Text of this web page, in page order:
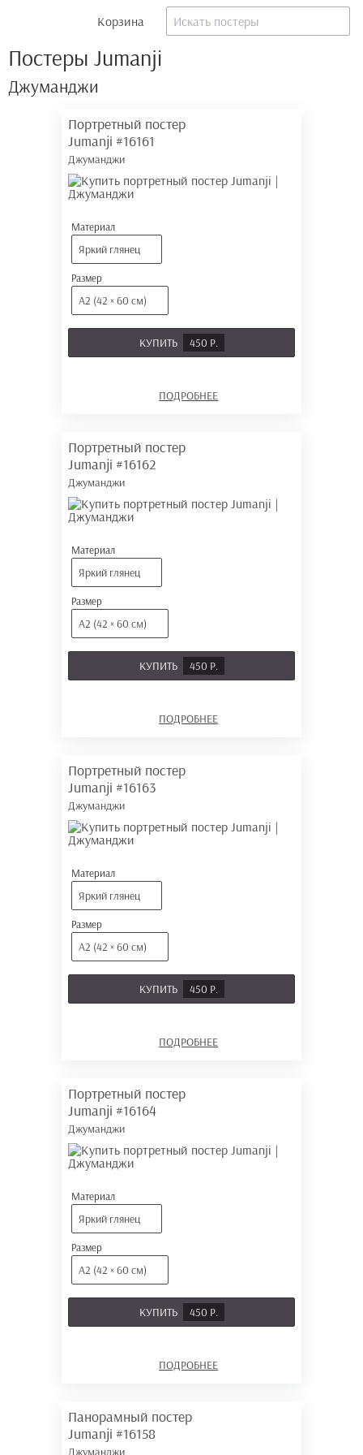
Корзина
Постеры Jumanji
Джуманджи
Портретный постер
Jumanji #16161
Джуманджи
Материал
Яркий глянец
Размер
А2 (42 × 60 см)
КУПИТЬ 450 Р.
ПОДРОБНЕЕ
Портретный постер
Jumanji #16162
Джуманджи
Материал
Яркий глянец
Размер
А2 (42 × 60 см)
КУПИТЬ 450 Р.
ПОДРОБНЕЕ
Портретный постер
Jumanji #16163
Джуманджи
Материал
Яркий глянец
Размер
А2 (42 × 60 см)
КУПИТЬ 450 Р.
ПОДРОБНЕЕ
Портретный постер
Jumanji #16164
Джуманджи
Материал
Яркий глянец
Размер
А2 (42 × 60 см)
КУПИТЬ 450 Р.
ПОДРОБНЕЕ
Панорамный постер
Jumanji #16158
Джуманджи